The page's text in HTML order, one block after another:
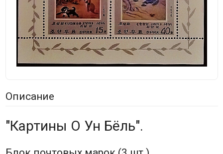
Описание
"Картины О Ун Бёль".